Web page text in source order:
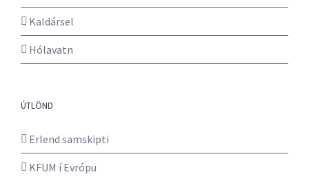
Kaldársel
Hólavatn
ÚTLÖND
Erlend samskipti
KFUM í Evrópu